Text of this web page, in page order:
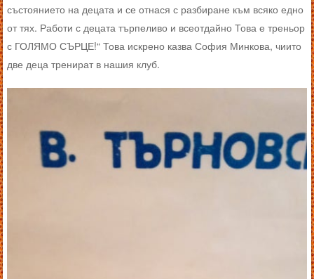
състоянието на децата и се отнася с разбиране към всяко едно
от тях. Работи с децата търпеливо и всеотдайно Това е треньор
с ГОЛЯМО СЪРЦЕ!“ Това искрено казва София Минкова, чиито
две деца тренират в нашия клуб.